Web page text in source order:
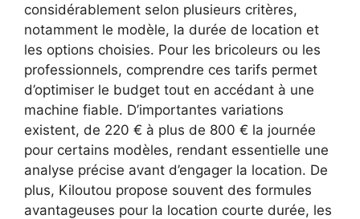
considérablement selon plusieurs critères,
notamment le modèle, la durée de location et
les options choisies. Pour les bricoleurs ou les
professionnels, comprendre ces tarifs permet
d’optimiser le budget tout en accédant à une
machine fiable. D’importantes variations
existent, de 220 € à plus de 800 € la journée
pour certains modèles, rendant essentielle une
analyse précise avant d’engager la location. De
plus, Kiloutou propose souvent des formules
avantageuses pour la location courte durée, les